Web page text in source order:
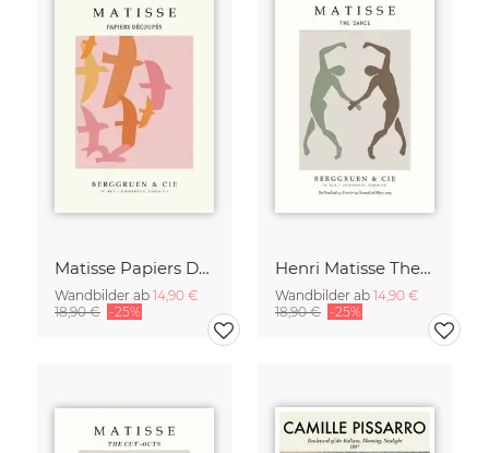
Matisse Papiers Découpés Poster beige-rosa
Wandbilder ab 14,90 €
18,90 € -25%
Henri Matisse The Dance grün-beige
Wandbilder ab 14,90 €
18,90 € -25%